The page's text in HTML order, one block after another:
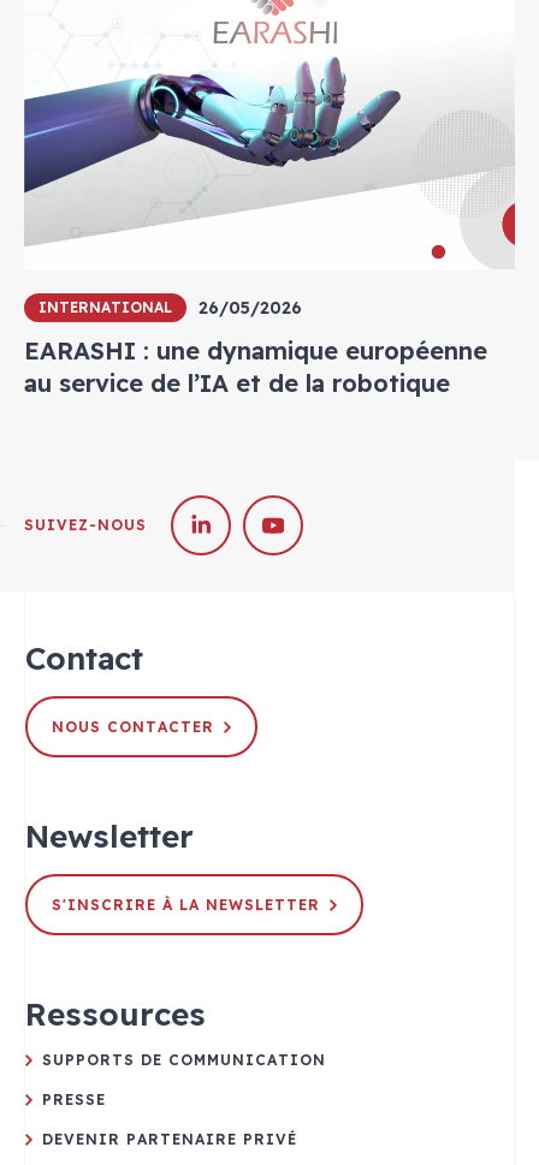
INTERNATIONAL 26/05/2026
EARASHI : une dynamique européenne
au service de l’IA et de la robotique
SUIVEZ-NOUS
Contact
NOUS CONTACTER
Newsletter
S'INSCRIRE À LA NEWSLETTER
Ressources
SUPPORTS DE COMMUNICATION
PRESSE
DEVENIR PARTENAIRE PRIVÉ